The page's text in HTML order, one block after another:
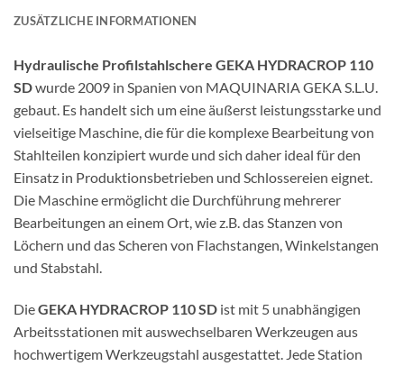
ZUSÄTZLICHE INFORMATIONEN
Hydraulische Profilstahlschere GEKA HYDRACROP 110
SDwurde 2009 in Spanien von MAQUINARIA GEKA S.L.U.
gebaut. Es handelt sich um eine äußerst leistungsstarke und
vielseitige Maschine, die für die komplexe Bearbeitung von
Stahlteilen konzipiert wurde und sich daher ideal für den
Einsatz in Produktionsbetrieben und Schlossereien eignet.
Die Maschine ermöglicht die Durchführung mehrerer
Bearbeitungen an einem Ort, wie z.B. das Stanzen von
Löchern und das Scheren von Flachstangen, Winkelstangen
und Stabstahl.
DieGEKA HYDRACROP 110 SD ist mit 5 unabhängigen
Arbeitsstationen mit auswechselbaren Werkzeugen aus
hochwertigem Werkzeugstahl ausgestattet. Jede Station